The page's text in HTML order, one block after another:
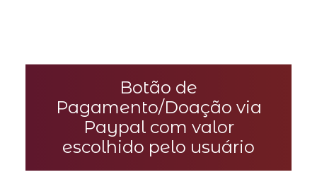
Botão de
Pagamento/Doação via
Paypal com valor
escolhido pelo usuário